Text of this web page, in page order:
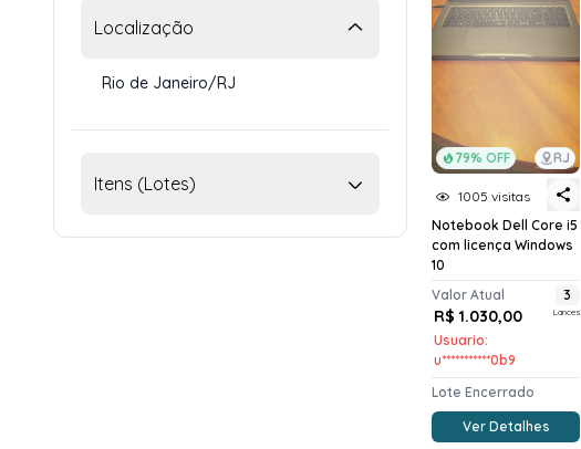
Localização
Rio de Janeiro/RJ
Itens (Lotes)
79% OFF RJ
1005 visitas
Notebook Dell Core i5
com licença Windows
10
Valor Atual
R$ 1.030,00
Usuario:
u***********0b9
3
Lances
Lote Encerrado
Ver Detalhes